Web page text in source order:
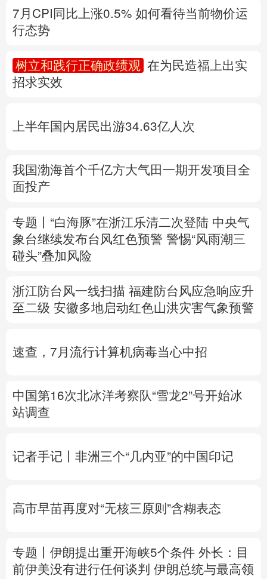
陕西
新疆 内蒙古
Русский язык 日本語 한국어
7月CPI同比上涨0.5% 如何看待当前物价运
行态势
树立和践行正确政绩观
在为民造福上出实
招求实效
上半年国内居民出游34.63亿人次
我国渤海首个千亿方大气田一期开发项目全
面投产
专题丨 “白海豚”在浙江乐清二次登陆 中央气
象台继续发布台风红色预警 警惕“风雨潮三
碰头”叠加风险
浙江防台风一线扫描 福建防台风应急响应升
至二级 安徽多地启动红色山洪灾害气象预警
速查，7月流行计算机病毒当心中招
中国第16次北冰洋考察队“雪龙2”号开始冰
站调查
记者手记丨非洲三个“几内亚”的中国印记
高市早苗再度对“无核三原则”含糊表态
专题丨 伊朗提出重开海峡5个条件 外长：目
前伊美没有进行任何谈判 伊朗总统与最高领